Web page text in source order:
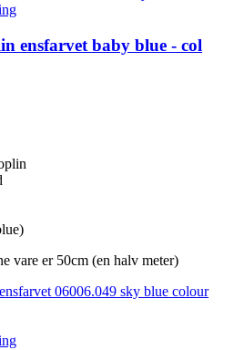
ensfarvet baby blue - col
vare er 50cm (en halv meter)